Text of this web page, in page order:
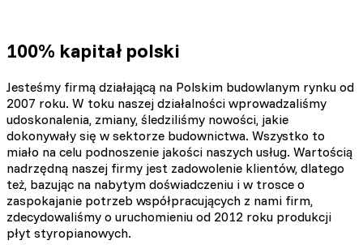
100% kapitał polski
Jesteśmy firmą działającą na Polskim budowlanym rynku od
2007 roku. W toku naszej działalności wprowadzaliśmy
udoskonalenia, zmiany, śledziliśmy nowości, jakie
dokonywały się w sektorze budownictwa. Wszystko to
miało na celu podnoszenie jakości naszych usług. Wartością
nadrzędną naszej firmy jest zadowolenie klientów, dlatego
też, bazując na nabytym doświadczeniu i w trosce o
zaspokajanie potrzeb współpracujących z nami firm,
zdecydowaliśmy o uruchomieniu od 2012 roku produkcji
płyt styropianowych.